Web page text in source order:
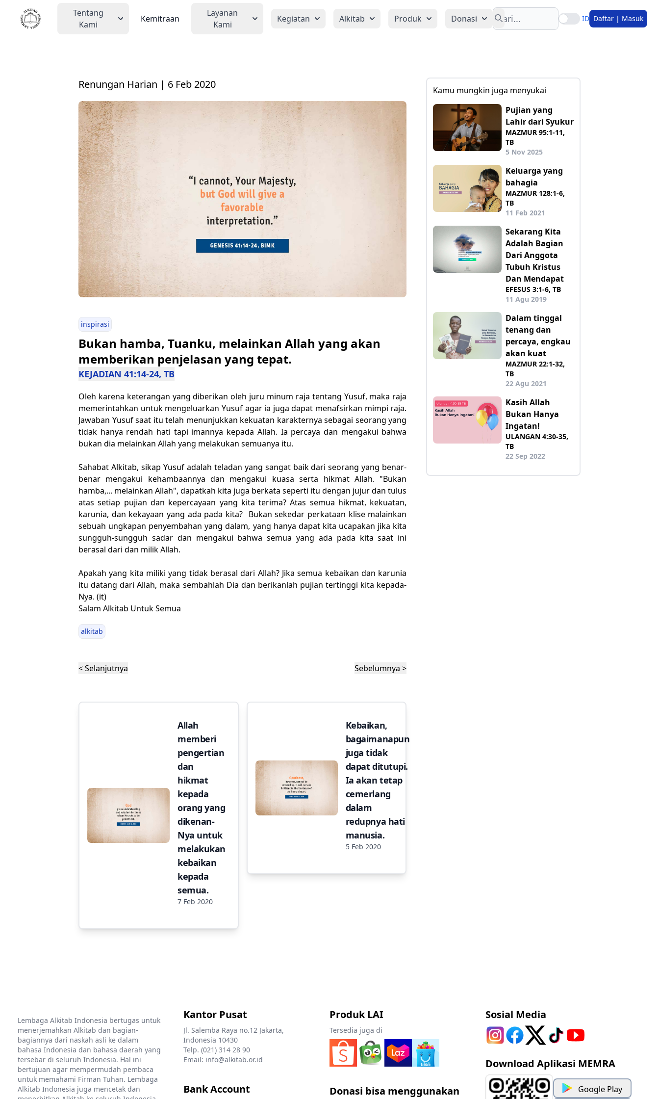
Tentang
Kami
Kemitraan
Layanan
Kami
Kegiatan Alkitab Produk Donasi
Search
ID Daftar | Masuk
Renungan Harian | 6 Feb 2020
inspirasi
Bukan hamba, Tuanku, melainkan Allah yang akan
memberikan penjelasan yang tepat.
KEJADIAN 41:14-24, TB
Oleh karena keterangan yang diberikan oleh juru minum raja tentang Yusuf, maka raja
memerintahkan untuk mengeluarkan Yusuf agar ia juga dapat menafsirkan mimpi raja.
Jawaban Yusuf saat itu telah menunjukkan kekuatan karakternya sebagai seorang yang
tidak hanya rendah hati tapi imannya kepada Allah. Ia percaya dan mengakui bahwa
bukan dia melainkan Allah yang melakukan semuanya itu.
Sahabat Alkitab, sikap Yusuf adalah teladan yang sangat baik dari seorang yang benar-
benar mengakui kehambaannya dan mengakui kuasa serta hikmat Allah. "Bukan
hamba,... melainkan Allah", dapatkah kita juga berkata seperti itu dengan jujur dan tulus
atas setiap pujian dan kepercayaan yang kita terima? Atas semua hikmat, kekuatan,
karunia, dan kekayaan yang ada pada kita? Bukan sekedar perkataan klise malainkan
sebuah ungkapan penyembahan yang dalam, yang hanya dapat kita ucapakan jika kita
sungguh-sungguh sadar dan mengakui bahwa semua yang ada pada kita saat ini
berasal dari dan milik Allah.
Apakah yang kita miliki yang tidak berasal dari Allah? Jika semua kebaikan dan karunia
itu datang dari Allah, maka sembahlah Dia dan berikanlah pujian tertinggi kita kepada-
Nya. (it)
Salam Alkitab Untuk Semua
alkitab
< Selanjutnya Sebelumnya >
Allah
memberi
pengertian
dan
hikmat
kepada
orang yang
dikenan-
Nya untuk
melakukan
kebaikan
kepada
semua.
7 Feb 2020
Kebaikan,
bagaimanapun
juga tidak
dapat ditutupi.
Ia akan tetap
cemerlang
dalam
redupnya hati
manusia.
5 Feb 2020
Kamu mungkin juga menyukai
Pujian yang
Lahir dari Syukur
MAZMUR 95:1-11,
TB
5 Nov 2025
Keluarga yang
bahagia
MAZMUR 128:1-6,
TB
11 Feb 2021
Sekarang Kita
Adalah Bagian
Dari Anggota
Tubuh Kristus
Dan Mendapat
EFESUS 3:1-6, TB
11 Agu 2019
Dalam tinggal
tenang dan
percaya, engkau
akan kuat
MAZMUR 22:1-32,
TB
22 Agu 2021
Kasih Allah
Bukan Hanya
Ingatan!
ULANGAN 4:30-35,
TB
22 Sep 2022
Lembaga Alkitab Indonesia bertugas untuk
menerjemahkan Alkitab dan bagian-
bagiannya dari naskah asli ke dalam
bahasa Indonesia dan bahasa daerah yang
tersebar di seluruh Indonesia. Hal ini
bertujuan agar mempermudah pembaca
untuk memahami Firman Tuhan. Lembaga
Alkitab Indonesia juga mencetak dan
Kantor Pusat
Jl. Salemba Raya no.12 Jakarta,
Indonesia 10430
Telp. (021) 314 28 90
Email: info@alkitab.or.id
Bank Account
Produk LAI
Tersedia juga di
Donasi bisa menggunakan
Sosial Media
Download Aplikasi MEMRA
Google Play